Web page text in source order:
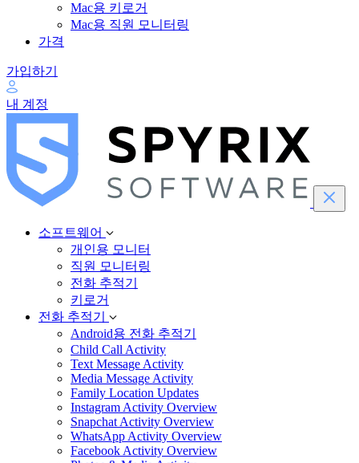
Mac용 키로거
Mac용 직원 모니터링
가격
가입하기
내 계정
소프트웨어
개인용 모니터
직원 모니터링
전화 추적기
키로거
전화 추적기
Android용 전화 추적기
Child Call Activity
Text Message Activity
Media Message Activity
Family Location Updates
Instagram Activity Overview
Snapchat Activity Overview
WhatsApp Activity Overview
Facebook Activity Overview